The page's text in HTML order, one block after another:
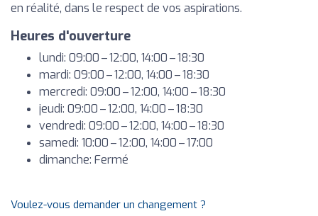
en réalité, dans le respect de vos aspirations.
Heures d'ouverture
lundi: 09:00 – 12:00, 14:00 – 18:30
mardi: 09:00 – 12:00, 14:00 – 18:30
mercredi: 09:00 – 12:00, 14:00 – 18:30
jeudi: 09:00 – 12:00, 14:00 – 18:30
vendredi: 09:00 – 12:00, 14:00 – 18:30
samedi: 10:00 – 12:00, 14:00 – 17:00
dimanche: Fermé
Voulez-vous demander un changement ?